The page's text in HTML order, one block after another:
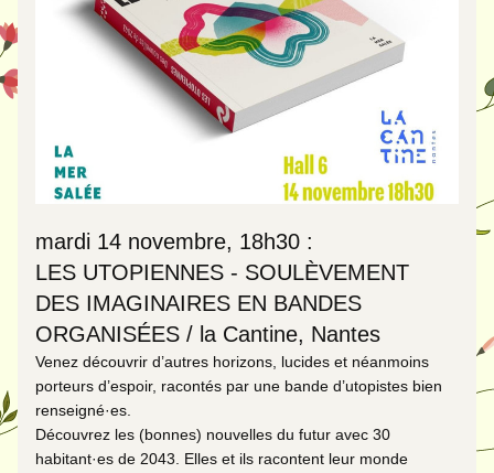
mardi 14 novembre, 18h30 :
LES UTOPIENNES - SOULÈVEMENT
DES IMAGINAIRES EN BANDES
ORGANISÉES / la Cantine, Nantes
Venez découvrir d’autres horizons, lucides et néanmoins
porteurs d’espoir, racontés par une bande d’utopistes bien
renseigné·es.
Découvrez les (bonnes) nouvelles du futur avec 30
habitant·es de 2043. Elles et ils racontent leur monde